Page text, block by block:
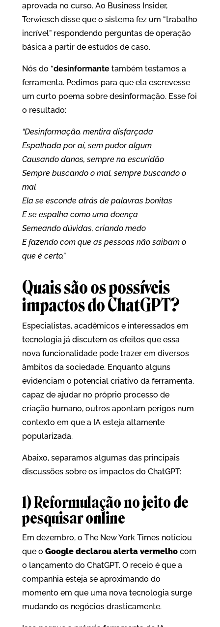
aprovada no curso. Ao Business Insider,
Terwiesch disse que o sistema fez um “trabalho
incrível” respondendo perguntas de operação
básica a partir de estudos de caso.
Nós do *desinformantetambém testamos a
ferramenta. Pedimos para que ela escrevesse
um curto poema sobre desinformação. Esse foi
o resultado:
“Desinformação, mentira disfarçada
Espalhada por aí, sem pudor algum
Causando danos, sempre na escuridão
Sempre buscando o mal, sempre buscando o
mal
Ela se esconde atrás de palavras bonitas
E se espalha como uma doença
Semeando dúvidas, criando medo
E fazendo com que as pessoas não saibam o
que é certo.”
Quais são os possíveis
impactos do ChatGPT?
Especialistas, acadêmicos e interessados em
tecnologia já discutem os efeitos que essa
nova funcionalidade pode trazer em diversos
âmbitos da sociedade. Enquanto alguns
evidenciam o potencial criativo da ferramenta,
capaz de ajudar no próprio processo de
criação humano, outros apontam perigos num
contexto em que a IA esteja altamente
popularizada.
Abaixo, separamos algumas das principais
discussões sobre os impactos do ChatGPT:
1) Reformulação no jeito de
pesquisar online
Em dezembro, o The New York Times noticiou
que o Google declarou alerta vermelhocom
o lançamento do ChatGPT. O receio é que a
companhia esteja se aproximando do
momento em que uma nova tecnologia surge
mudando os negócios drasticamente.